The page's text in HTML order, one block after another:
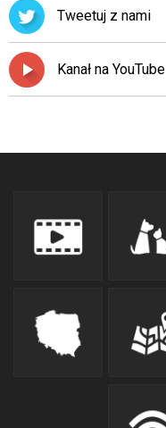
Tweetuj z nami
Kanał na YouTube